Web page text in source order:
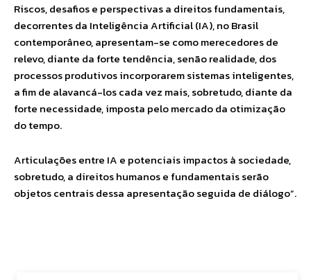
Riscos, desafios e perspectivas a direitos fundamentais,
decorrentes da Inteligência Artificial (IA), no Brasil
contemporâneo, apresentam-se como merecedores de
relevo, diante da forte tendência, senão realidade, dos
processos produtivos incorporarem sistemas inteligentes,
a fim de alavancá-los cada vez mais, sobretudo, diante da
forte necessidade, imposta pelo mercado da otimização
do tempo.
Articulações entre IA e potenciais impactos à sociedade,
sobretudo, a direitos humanos e fundamentais serão
objetos centrais dessa apresentação seguida de diálogo”.